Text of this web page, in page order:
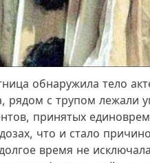
обнаружила тело
рядом с трупом лежали
принятых
что и стало
время не